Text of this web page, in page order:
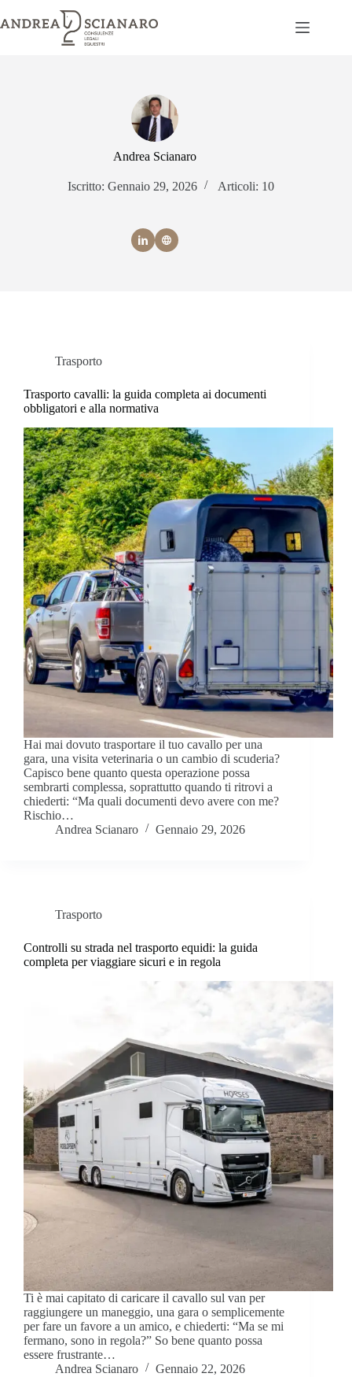
al
Andrea Scianaro
Iscritto: Gennaio 29, 2026 Articoli: 10
Trasporto
Trasporto cavalli: la guida completa ai documenti
obbligatori e alla normativa
Hai mai dovuto trasportare il tuo cavallo per una
gara, una visita veterinaria o un cambio di scuderia?
Capisco bene quanto questa operazione possa
sembrarti complessa, soprattutto quando ti ritrovi a
chiederti: “Ma quali documenti devo avere con me?
Rischio…
Andrea Scianaro
Gennaio 29, 2026
Trasporto
Controlli su strada nel trasporto equidi: la guida
completa per viaggiare sicuri e in regola
Ti è mai capitato di caricare il cavallo sul van per
raggiungere un maneggio, una gara o semplicemente
per fare un favore a un amico, e chiederti: “Ma se mi
fermano, sono in regola?” So bene quanto possa
essere frustrante…
Andrea Scianaro
Gennaio 22, 2026